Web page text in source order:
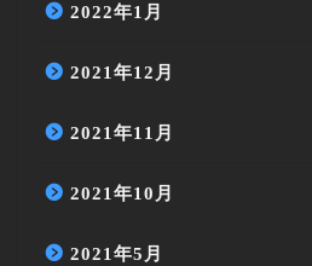
2022年1月
2021年12月
2021年11月
2021年10月
2021年5月